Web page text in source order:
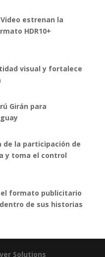
estrenan la
HDR10+
visual y fortalece
Girán para
de la participación de
y toma el control
formato publicitario
de sus historias
Solutions